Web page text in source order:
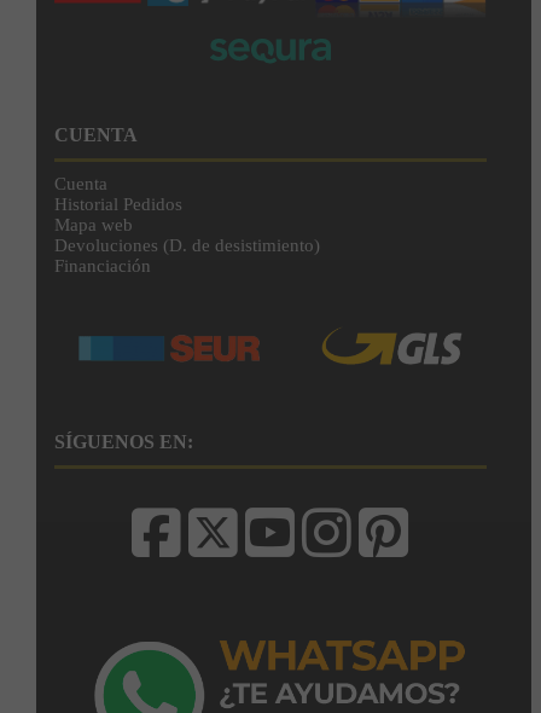
CUENTA
Cuenta
Historial Pedidos
Mapa web
Devoluciones (D. de desistimiento)
Financiación
SÍGUENOS EN: